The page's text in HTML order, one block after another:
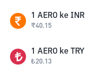
1 AERO ke INR
₹40.15
1 AERO ke TRY
₺20.13